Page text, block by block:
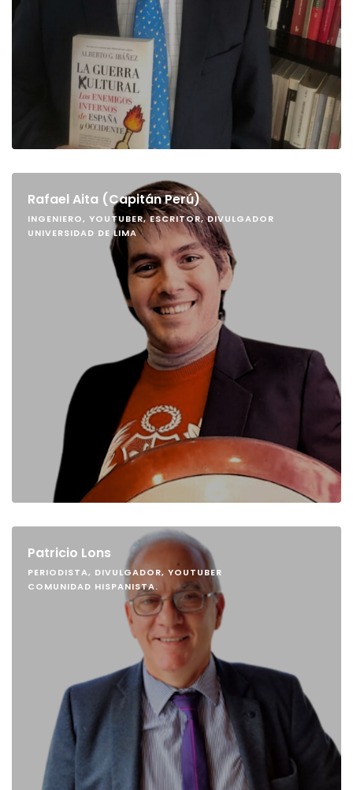
Rafael Aita (Capitán Perú)
INGENIERO, YOUTUBER, ESCRITOR, DIVULGADOR
UNIVERSIDAD DE LIMA
Patricio Lons
PERIODISTA, DIVULGADOR, YOUTUBER
COMUNIDAD HISPANISTA.